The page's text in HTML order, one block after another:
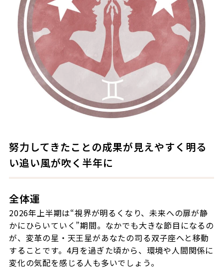
努力してきたことの成果が見えやすく明る
い追い風が吹く半年に
全体運
2026年上半期は“視界が明るくなり、未来への扉が静
かにひらいていく”期間。なかでも大きな節目になるの
が、変革の星・天王星があなたの司る双子座へと移動
することです。4月を過ぎた頃から、環境や人間関係に
変化の気配を感じる人も多いでしょう。